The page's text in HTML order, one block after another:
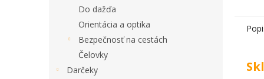
Do dažďa
Orientácia a optika
Bezpečnosť na cestách
Čelovky
Darčeky